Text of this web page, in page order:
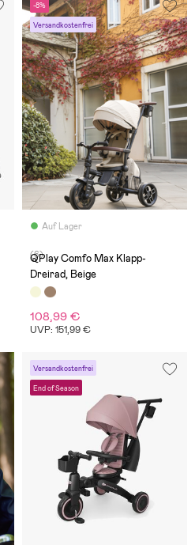
-8%
Versandkostenfrei
Auf Lager
(6)
QPlay Comfo Max Klapp-
Dreirad, Beige
108,99 €
UVP: 151,99 €
Versandkostenfrei
End of Season